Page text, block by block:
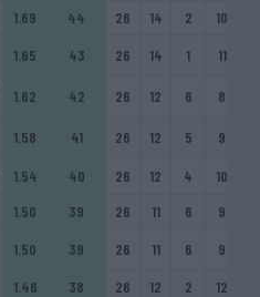
1.69 44 26 14 2 10
1.65 43 26 14 1 11
1.62 42 26 12 6 8
1.58 41 26 12 5 9
1.54 40 26 12 4 10
1.50 39 26 11 6 9
1.50 39 26 11 6 9
1.46 38 26 12 2 12